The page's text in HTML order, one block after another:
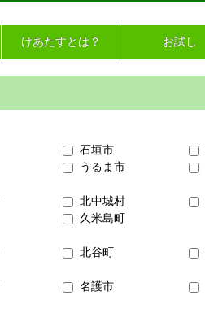
けあたすとは？ お試し
石垣市
うるま市
北中城村
久米島町
北谷町
名護市